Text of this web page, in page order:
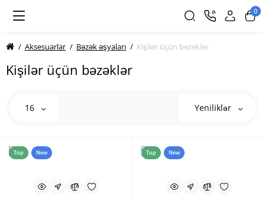
0
Aksesuarlar Bəzək əşyaları Kişilər üçün bəzəklər
Kişilər üçün bəzəklər
16 Yeniliklər
Top New Top New